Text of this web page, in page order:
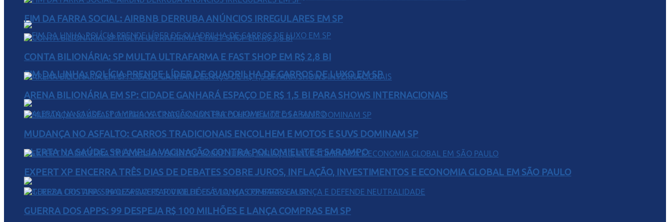
FIM DA LINHA: POLÍCIA PRENDE LÍDER DE QUADRILHA DE CARROS DE LUXO EM SP
ALERTA NA SAÚDE: SP AMPLIA VACINAÇÃO CONTRA POLIOMIELITE E SARAMPO
FIM DA FARRA SOCIAL: AIRBNB DERRUBA ANÚNCIOS IRREGULARES EM SP
CONTA BILIONÁRIA: SP MULTA ULTRAFARMA E FAST SHOP EM R$ 2,8 BI
ARENA BILIONÁRIA EM SP: CIDADE GANHARÁ ESPAÇO DE R$ 1,5 BI PARA SHOWS INTERNACIONAIS
MUDANÇA NO ASFALTO: CARROS TRADICIONAIS ENCOLHEM E MOTOS E SUVS DOMINAM SP
EXPERT XP ENCERRA TRÊS DIAS DE DEBATES SOBRE JUROS, INFLAÇÃO, INVESTIMENTOS E ECONOMIA GLOBAL EM SÃO PAULO
GUERRA DOS APPS: 99 DESPEJA R$ 100 MILHÕES E LANÇA COMPRAS EM SP